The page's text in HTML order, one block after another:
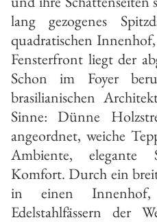
lang gezogenes
quadratischen
Fensterfront liegt der
Schon im Foyer
brasilianischen
Sinne: Dünne
angeordnet, weiche
Ambiente, elegante
Komfort. Durch ein
in einen
Edelstahlfässern